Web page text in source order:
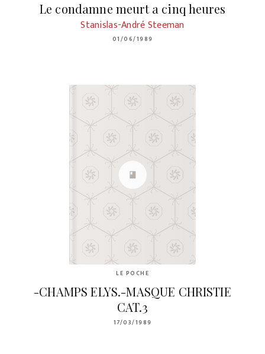
Le condamne meurt a cinq heures
Stanislas-André Steeman
01/06/1989
LE POCHE
-CHAMPS ELYS.-MASQUE CHRISTIE
CAT.3
17/03/1989